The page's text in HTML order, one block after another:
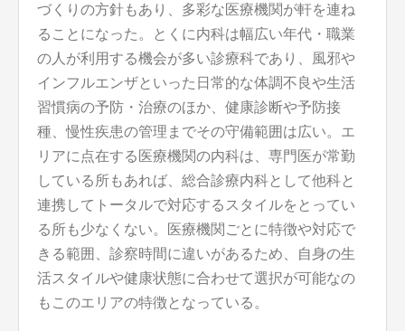
づくりの方針もあり、多彩な医療機関が軒を連ね
ることになった。とくに内科は幅広い年代・職業
の人が利用する機会が多い診療科であり、風邪や
インフルエンザといった日常的な体調不良や生活
習慣病の予防・治療のほか、健康診断や予防接
種、慢性疾患の管理までその守備範囲は広い。エ
リアに点在する医療機関の内科は、専門医が常勤
している所もあれば、総合診療内科として他科と
連携してトータルで対応するスタイルをとってい
る所も少なくない。医療機関ごとに特徴や対応で
きる範囲、診察時間に違いがあるため、自身の生
活スタイルや健康状態に合わせて選択が可能なの
もこのエリアの特徴となっている。